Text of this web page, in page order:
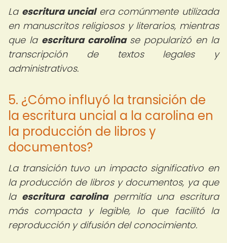
La escritura uncialera comúnmente utilizada
en manuscritos religiosos y literarios, mientras
que la escritura carolinase popularizó en la
transcripción de textos legales y
administrativos.
5. ¿Cómo influyó la transición de
la escritura uncial a la carolina en
la producción de libros y
documentos?
La transición tuvo un impacto significativo en
la producción de libros y documentos, ya que
la escritura carolinapermitía una escritura
más compacta y legible, lo que facilitó la
reproducción y difusión del conocimiento.